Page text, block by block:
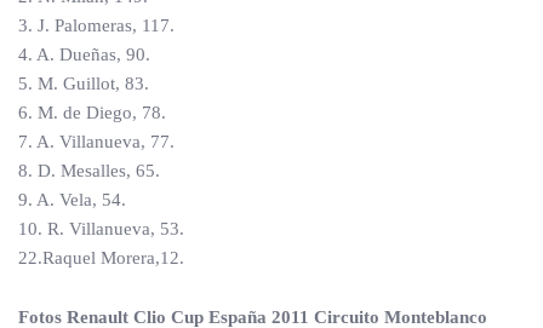
3. J. Palomeras, 117.
4. A. Dueñas, 90.
5. M. Guillot, 83.
6. M. de Diego, 78.
7. A. Villanueva, 77.
8. D. Mesalles, 65.
9. A. Vela, 54.
10. R. Villanueva, 53.
22.Raquel Morera,12.
Fotos Renault Clio Cup España 2011 Circuito Monteblanco